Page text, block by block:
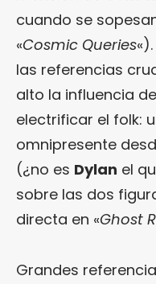
cuando se
«Cosmic Queries
las referencias
alto la influencia
electrificar el folk:
omnipresente
(¿no es Dylan el
sobre las dos
directa en «Ghost
Grandes